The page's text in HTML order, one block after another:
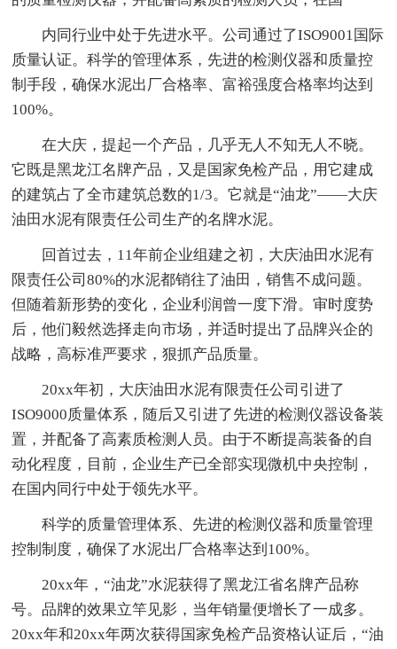
内同行业中处于先进水平。公司通过了ISO9001国际
质量认证。科学的管理体系，先进的检测仪器和质量控
制手段，确保水泥出厂合格率、富裕强度合格率均达到
100%。
在大庆，提起一个产品，几乎无人不知无人不晓。
它既是黑龙江名牌产品，又是国家免检产品，用它建成
的建筑占了全市建筑总数的1/3。它就是“油龙”——大庆
油田水泥有限责任公司生产的名牌水泥。
回首过去，11年前企业组建之初，大庆油田水泥有
限责任公司80%的水泥都销往了油田，销售不成问题。
但随着新形势的变化，企业利润曾一度下滑。审时度势
后，他们毅然选择走向市场，并适时提出了品牌兴企的
战略，高标准严要求，狠抓产品质量。
20xx年初，大庆油田水泥有限责任公司引进了
ISO9000质量体系，随后又引进了先进的检测仪器设备装
置，并配备了高素质检测人员。由于不断提高装备的自
动化程度，目前，企业生产已全部实现微机中央控制，
在国内同行中处于领先水平。
科学的质量管理体系、先进的检测仪器和质量管理
控制制度，确保了水泥出厂合格率达到100%。
20xx年，“油龙”水泥获得了黑龙江省名牌产品称
号。品牌的效果立竿见影，当年销量便增长了一成多。
20xx年和20xx年两次获得国家免检产品资格认证后，“油